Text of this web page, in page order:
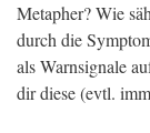
Metapher? Wie
durch die
als Warnsignale
dir diese (evtl.